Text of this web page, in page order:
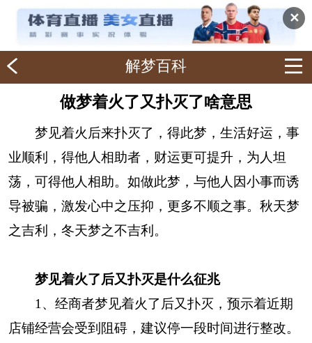
✕
解梦百科
做梦着火了又扑灭了啥意思
梦见着火后来扑灭了，得此梦，生活好运，事
业顺利，得他人相助者，财运更可提升，为人坦
荡，可得他人相助。如做此梦，与他人因小事而诱
导被骗，激发心中之压抑，更多不顺之事。秋天梦
之吉利，冬天梦之不吉利。
梦见着火了后又扑灭是什么征兆
1、经商者梦见着火了后又扑灭，预示着近期
店铺经营会受到阻碍，建议停一段时间进行整改。